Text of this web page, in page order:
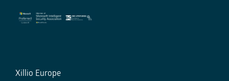
Xillio Europe